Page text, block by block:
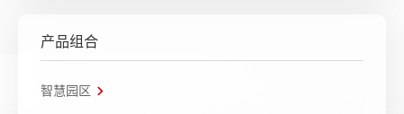
产品组合
智慧园区